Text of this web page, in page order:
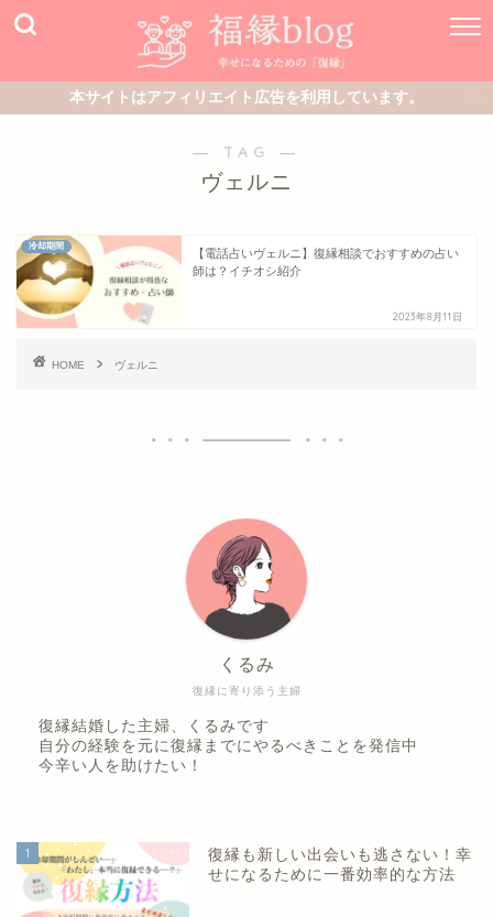
本サイトはアフィリエイト広告を利用しています。
― TAG ―
ヴェルニ
冷却期間
【電話占いヴェルニ】復縁相談でおすすめの占い
師は？イチオシ紹介
2023年8月11日
HOME ヴェルニ
復縁に寄り添う主婦
くるみ
復縁結婚した主婦、くるみです
自分の経験を元に復縁までにやるべきことを発信中
今辛い人を助けたい！
1
復縁も新しい出会いも逃さない！幸
せになるために一番効率的な方法